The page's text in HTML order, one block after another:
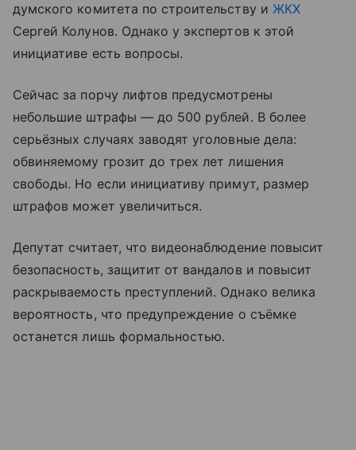
думского комитета по строительству и ЖКХ
Сергей Колунов. Однако у экспертов к этой
инициативе есть вопросы.
Сейчас за порчу лифтов предусмотрены
небольшие штрафы — до 500 рублей. В более
серьёзных случаях заводят уголовные дела:
обвиняемому грозит до трех лет лишения
свободы. Но если инициативу примут, размер
штрафов может увеличиться.
Депутат считает, что видеонаблюдение повысит
безопасность, защитит от вандалов и повысит
раскрываемость преступлений. Однако велика
вероятность, что предупреждение о съёмке
останется лишь формальностью.